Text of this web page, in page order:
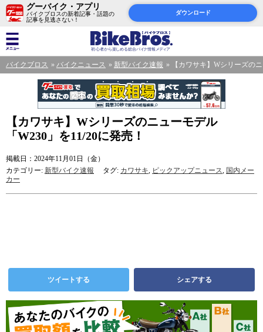
グーバイク・アプリ
バイクブロスの新着記事・話題の
記事を見逃さない！
ダウンロード
バイクブロス バイクニュース 新型バイク速報 【カワサキ】Wシリーズの
【カワサキ】Wシリーズのニューモデル
「W230」を11/20に発売！
掲載日：2024年11月01日（金）
カテゴリー: 新型バイク速報 タグ: カワサキ, ピックアップニュース, 国内メー
カー
ツイートする シェアする